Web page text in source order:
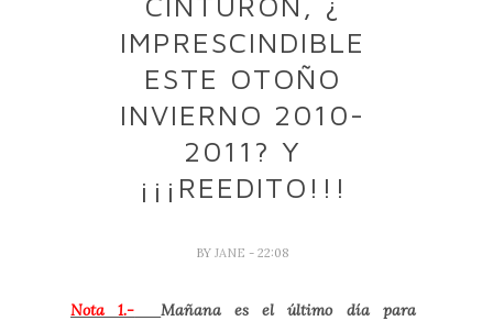
IMPRESCINDIBLE
ESTE OTOÑO
INVIERNO 2010-
2011? Y
¡¡¡REEDITO!!!
BYJANE - 22:08
Nota 1.-
Mañana es el último día para